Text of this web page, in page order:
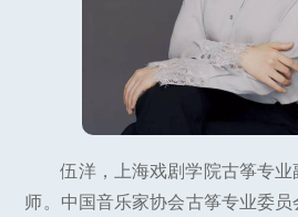
伍洋，上海戏剧学院古筝专
师。中国音乐家协会古筝专业委